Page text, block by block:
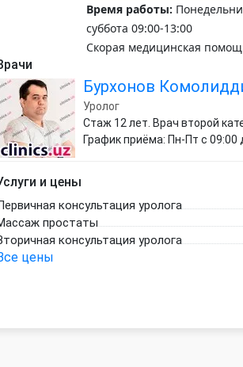
Время работы:
суббота 09:00-13:00
Скорая медицинская
Бурхонов
Уролог
Стаж 12 лет. Врач второй
График приёма: Пн-Пт с 09:00
и цены
консультация уролога
простаты
консультация уролога
цены